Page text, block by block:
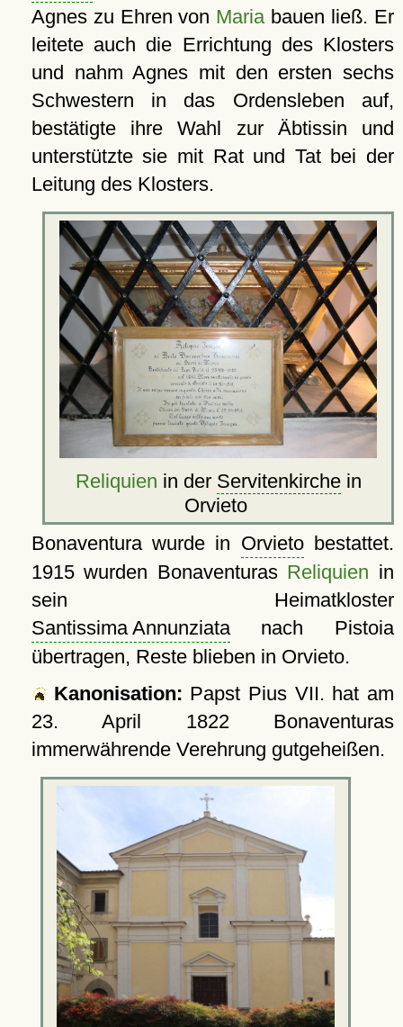
Agnes zu Ehren von Maria bauen ließ. Er
leitete auch die Errichtung des Klosters
und nahm Agnes mit den ersten sechs
Schwestern in das Ordensleben auf,
bestätigte ihre Wahl zur Äbtissin und
unterstützte sie mit Rat und Tat bei der
Leitung des Klosters.
Reliquien in der Servitenkirchein
Orvieto
Bonaventura wurde in Orvietobestattet.
1915 wurden Bonaventuras Reliquien in
sein Heimatkloster
Santissima Annunziatanach Pistoia
übertragen, Reste blieben in Orvieto.
Kanonisation: Papst Pius VII. hat am
23. April 1822 Bonaventuras
immerwährende Verehrung gutgeheißen.